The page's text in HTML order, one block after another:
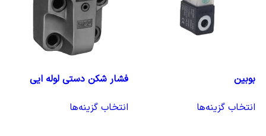
بوبین
انتخاب گزینه‌ها
فشار شکن دستی لوله ایی
انتخاب گزینه‌ها